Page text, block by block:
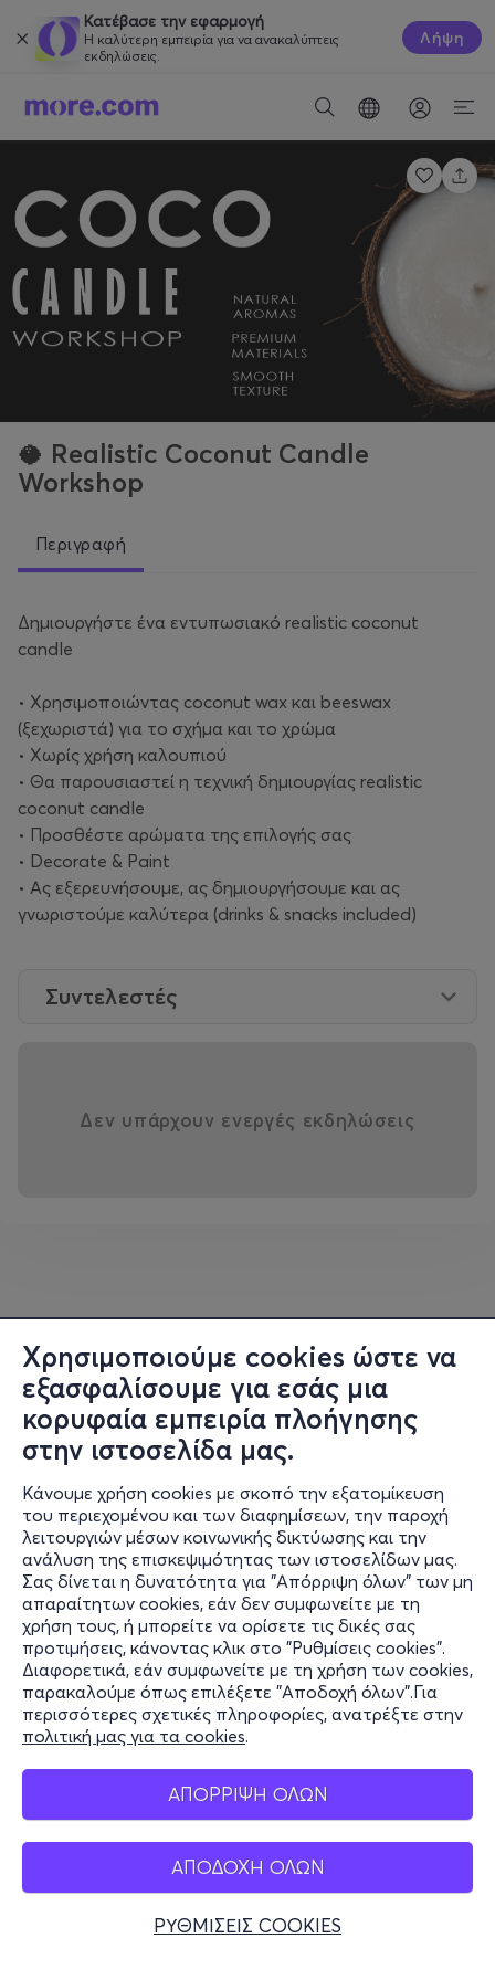
Χρησιμοποιούμε cookies ώστε να
εξασφαλίσουμε για εσάς μια
κορυφαία εμπειρία πλοήγησης
στην ιστοσελίδα μας.
Κάνουμε χρήση cookies με σκοπό την εξατομίκευση
του περιεχομένου και των διαφημίσεων, την παροχή
λειτουργιών μέσων κοινωνικής δικτύωσης και την
ανάλυση της επισκεψιμότητας των ιστοσελίδων μας.
Σας δίνεται η δυνατότητα για "Απόρριψη όλων" των μη
απαραίτητων cookies, εάν δεν συμφωνείτε με τη
χρήση τους, ή μπορείτε να ορίσετε τις δικές σας
προτιμήσεις, κάνοντας κλικ στο "Ρυθμίσεις cookies".
Διαφορετικά, εάν συμφωνείτε με τη χρήση των cookies,
παρακαλούμε όπως επιλέξετε "Αποδοχή όλων".Για
περισσότερες σχετικές πληροφορίες, ανατρέξτε στην
πολιτική μας για τα cookies.
ΑΠΟΡΡΙΨΗ ΟΛΩΝ
ΑΠΟΔΟΧΗ ΟΛΩΝ
ΡΥΘΜΙΣΕΙΣ COOKIES
Κατέβασε την εφαρμογή
Η καλύτερη εμπειρία για να ανακαλύπτεις
εκδηλώσεις.
Λήψη
🥥 Realistic Coconut Candle
Workshop
Περιγραφή
Δημιουργήστε ένα εντυπωσιακό realistic coconut
candle
• Χρησιμοποιώντας coconut wax και beeswax
(ξεχωριστά) για το σχήμα και το χρώμα
• Χωρίς χρήση καλουπιού
• Θα παρουσιαστεί η τεχνική δημιουργίας realistic
coconut candle
• Προσθέστε αρώματα της επιλογής σας
• Decorate & Paint
• Ας εξερευνήσουμε, ας δημιουργήσουμε και ας
γνωριστούμε καλύτερα (drinks & snacks included)
Συντελεστές
Δεν υπάρχουν ενεργές εκδηλώσεις
Πληροφορίες
Υποστήριξη
Stay Connected
Mobile app